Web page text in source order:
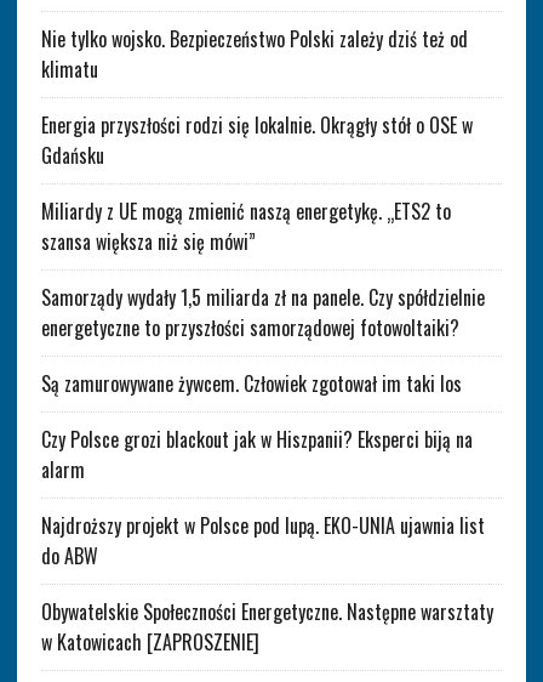
Nie tylko wojsko. Bezpieczeństwo Polski zależy dziś też od
klimatu
Energia przyszłości rodzi się lokalnie. Okrągły stół o OSE w
Gdańsku
Miliardy z UE mogą zmienić naszą energetykę. „ETS2 to
szansa większa niż się mówi”
Samorządy wydały 1,5 miliarda zł na panele. Czy spółdzielnie
energetyczne to przyszłości samorządowej fotowoltaiki?
Są zamurowywane żywcem. Człowiek zgotował im taki los
Czy Polsce grozi blackout jak w Hiszpanii? Eksperci biją na
alarm
Najdroższy projekt w Polsce pod lupą. EKO-UNIA ujawnia list
do ABW
Obywatelskie Społeczności Energetyczne. Następne warsztaty
w Katowicach [ZAPROSZENIE]